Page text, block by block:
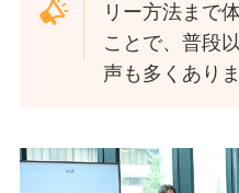
リー方法まで
ことで、普段
声も多くありま